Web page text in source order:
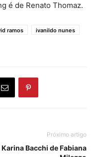
é de Renato Thomaz.
ramos
ivanildo nunes
Próximo artigo
Karina Bacchi de Fabiana